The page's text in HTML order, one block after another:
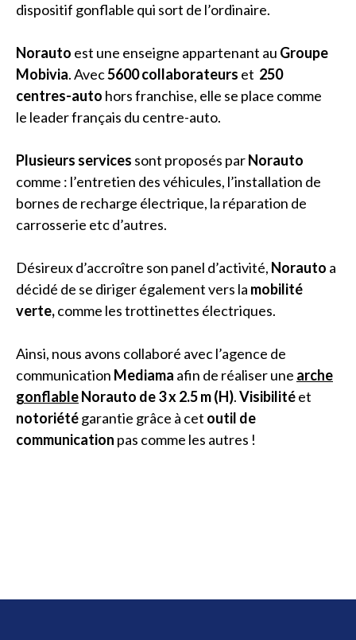
dispositif gonflable qui sort de l’ordinaire.
Norauto est une enseigne appartenant au Groupe
Mobivia. Avec5600 collaborateurs et 250
centres-auto hors franchise, elle se place comme
le leader français du centre-auto.
Plusieurs services sont proposés parNorauto
comme : l’entretien des véhicules, l’installation de
bornes de recharge électrique, la réparation de
carrosserie etc d’autres.
Désireux d’accroître son panel d’activité, Norauto a
décidé de se diriger également vers la mobilité
verte,comme les trottinettes électriques.
Ainsi, nous avons collaboré avec l’agence de
communication Mediama afin de réaliser une arche
gonflableNorauto de 3 x 2.5 m (H).Visibilitéet
notoriétégarantie grâce à cet outil de
communication pas comme les autres !